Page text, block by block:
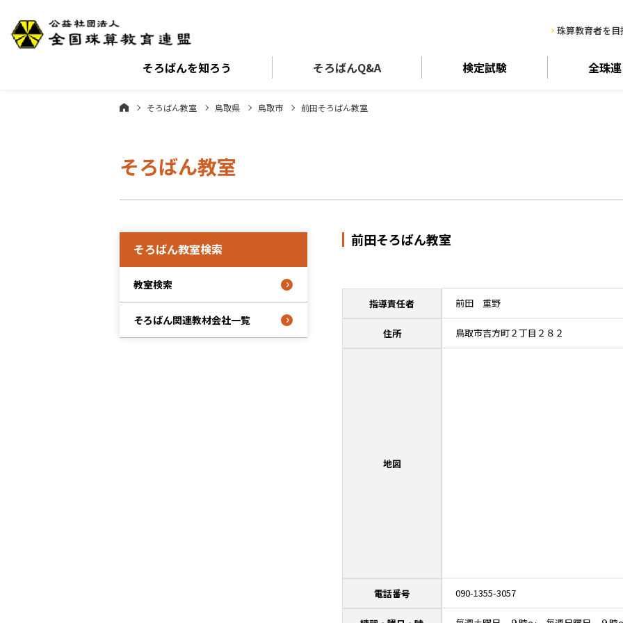
珠算教育者を
そろばんを知ろう そろばんQ&A 検定試験 全珠
そろばん教室 鳥取県 鳥取市 前田そろばん教室
そろばん教室
前田そろばん教室
指導責任者 前田 重野
住所 鳥取市吉方町２丁目２８２
地図
電話番号 090-1355-3057
そろばん教室検索
教室検索
そろばん関連教材会社一覧